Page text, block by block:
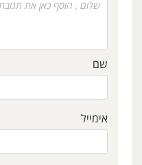
שם
אימייל